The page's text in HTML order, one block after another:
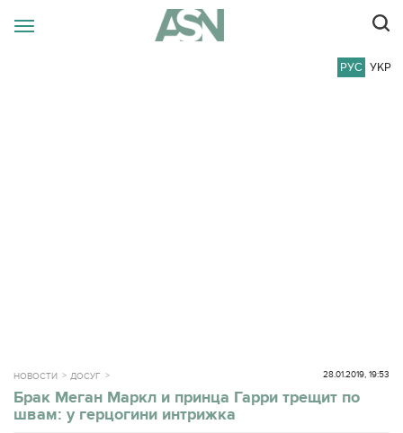
РУС УКР
НОВОСТИ ДОСУГ 28.01.2019, 19:53
Брак Меган Маркл и принца Гарри трещит по
швам: у герцогини интрижка